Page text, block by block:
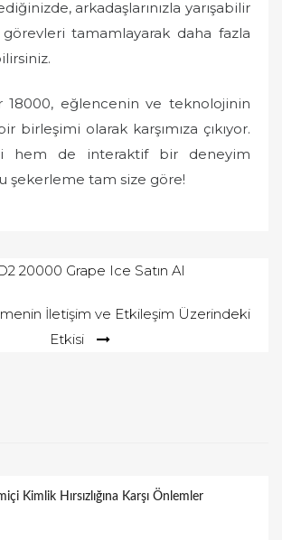
arkadaşlarınızla yarışabilir
tamamlayarak daha fazla
18000, eğlencenin ve teknolojinin
birleşimi olarak karşımıza çıkıyor.
hem de interaktif bir deneyim
şekerleme tam size göre!
20000 Grape Ice Satın Al
İletişim ve Etkileşim Üzerindeki
Etkisi
Kimlik Hırsızlığına Karşı Önlemler